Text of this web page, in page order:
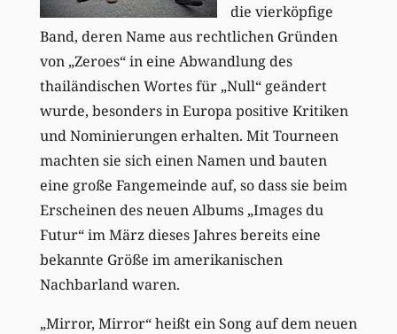
die vierköpfige
Band, deren Name aus rechtlichen Gründen
von „Zeroes“ in eine Abwandlung des
thailändischen Wortes für „Null“ geändert
wurde, besonders in Europa positive Kritiken
und Nominierungen erhalten. Mit Tourneen
machten sie sich einen Namen und bauten
eine große Fangemeinde auf, so dass sie beim
Erscheinen des neuen Albums „Images du
Futur“ im März dieses Jahres bereits eine
bekannte Größe im amerikanischen
Nachbarland waren.
„Mirror, Mirror“ heißt ein Song auf dem neuen